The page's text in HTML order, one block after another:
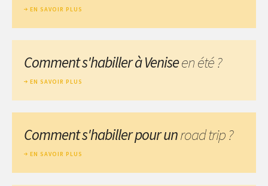
EN SAVOIR PLUS
Comment s'habiller à Veniseen été ?
EN SAVOIR PLUS
Comment s'habiller pour unroad trip ?
EN SAVOIR PLUS